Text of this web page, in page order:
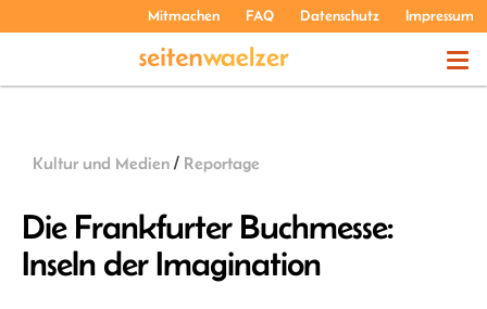
Mitmachen FAQ Datenschutz Impressum
ÜBER UNS
Kultur und Medien / Reportage
Die Frankfurter Buchmesse:
Inseln der Imagination